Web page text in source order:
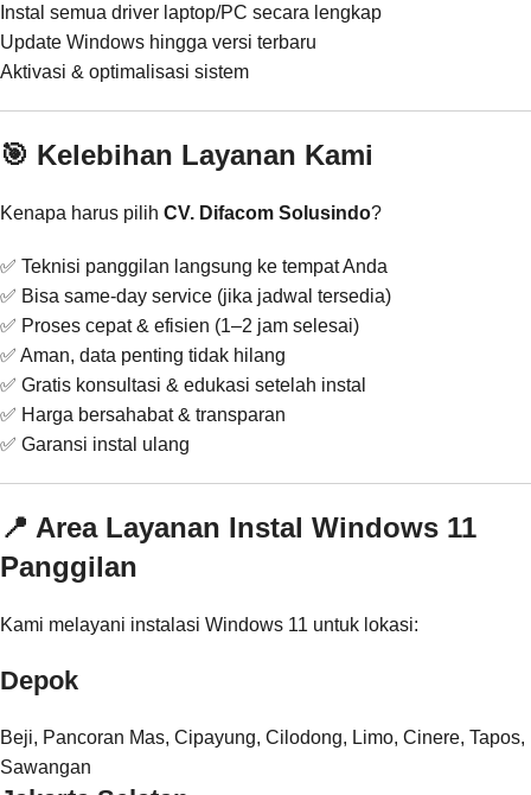
Instal semua driver laptop/PC secara lengkap
Update Windows hingga versi terbaru
Aktivasi & optimalisasi sistem
🎯 Kelebihan Layanan Kami
Kenapa harus pilih CV. Difacom Solusindo?
✅ Teknisi panggilan langsung ke tempat Anda
✅ Bisa same-day service (jika jadwal tersedia)
✅ Proses cepat & efisien (1–2 jam selesai)
✅ Aman, data penting tidak hilang
✅ Gratis konsultasi & edukasi setelah instal
✅ Harga bersahabat & transparan
✅ Garansi instal ulang
📍 Area Layanan Instal Windows 11
Panggilan
Kami melayani instalasi Windows 11 untuk lokasi:
Depok
Beji, Pancoran Mas, Cipayung, Cilodong, Limo, Cinere, Tapos,
Sawangan